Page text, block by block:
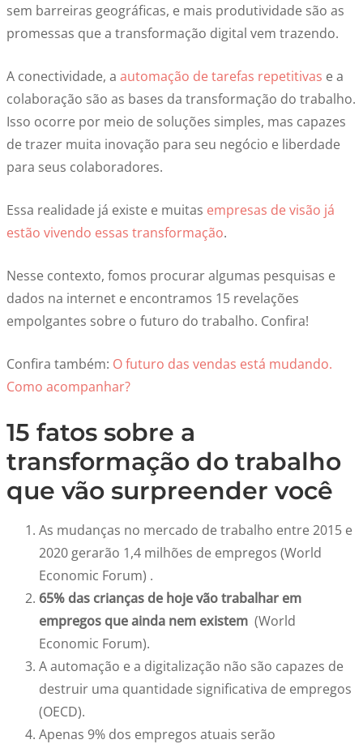
sem barreiras geográficas, e mais produtividade são as
promessas que a transformação digital vem trazendo.
A conectividade, a automação de tarefas repetitivas e a
colaboração são as bases da transformação do trabalho.
Isso ocorre por meio de soluções simples, mas capazes
de trazer muita inovação para seu negócio e liberdade
para seus colaboradores.
Essa realidade já existe e muitas empresas de visão já
estão vivendo essas transformação.
Nesse contexto, fomos procurar algumas pesquisas e
dados na internet e encontramos 15 revelações
empolgantes sobre o futuro do trabalho. Confira!
Confira também: O futuro das vendas está mudando.
Como acompanhar?
15 fatos sobre a
transformação do trabalho
que vão surpreender você
As mudanças no mercado de trabalho entre 2015 e
2020 gerarão 1,4 milhões de empregos (World
Economic Forum) .
65% das crianças de hoje vão trabalhar em
empregos que ainda nem existem (World
Economic Forum).
A automação e a digitalização não são capazes de
destruir uma quantidade significativa de empregos
(OECD).
Apenas 9% dos empregos atuais serão